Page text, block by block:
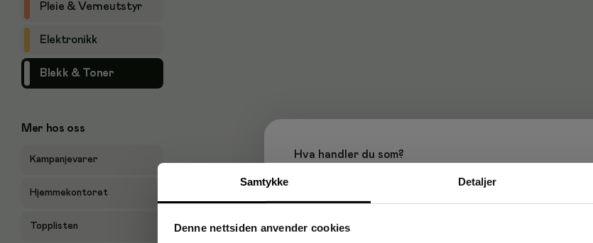
Samtykke Detaljer
Denne nettsiden anvender cookies
Pleie & Verneutstyr
Elektronikk
Blekk & Toner
Mer hos oss
Kampanjevarer
Hjemmekontoret
Topplisten
Hva handler du som?